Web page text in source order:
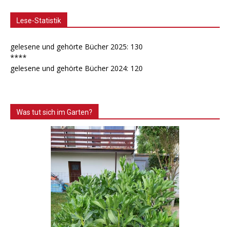
Lese-Statistik
gelesene und gehörte Bücher 2025: 130
****
gelesene und gehörte Bücher 2024: 120
Was tut sich im Garten?